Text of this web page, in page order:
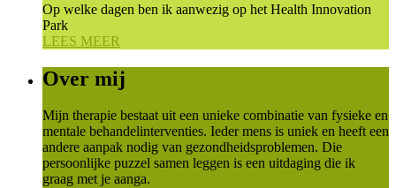
Op welke dagen ben ik aanwezig op het Health Innovation
Park
LEES MEER
Over mij
Mijn therapie bestaat uit een unieke combinatie van fysieke en
mentale behandelinterventies. Ieder mens is uniek en heeft een
andere aanpak nodig van gezondheidsproblemen. Die
persoonlijke puzzel samen leggen is een uitdaging die ik
graag met je aanga.